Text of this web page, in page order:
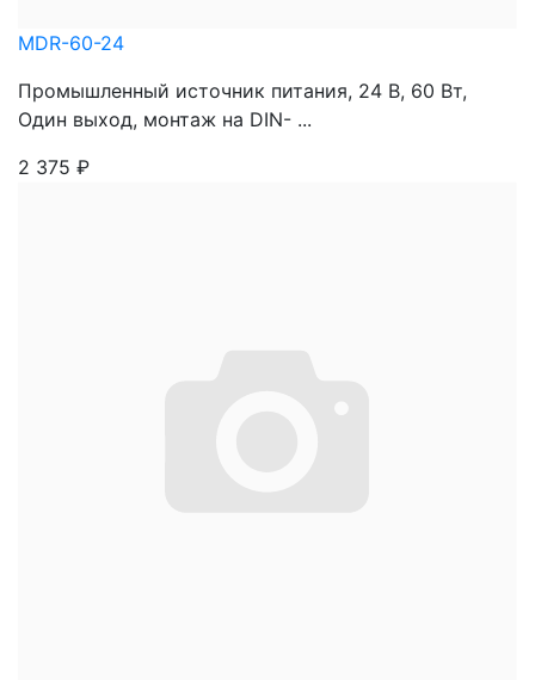
MDR-60-24
Промышленный источник питания, 24 В, 60 Вт,
Один выход, монтаж на DIN- ...
2 375 ₽